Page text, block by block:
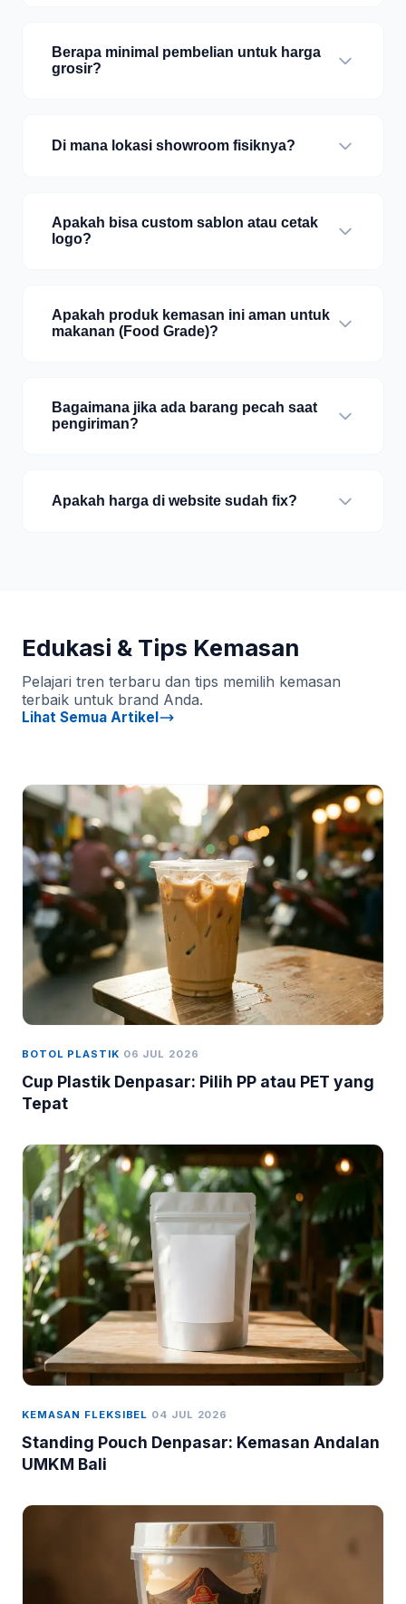
Berapa minimal pembelian untuk harga
grosir?
Di mana lokasi showroom fisiknya?
Apakah bisa custom sablon atau cetak
logo?
Apakah produk kemasan ini aman untuk
makanan (Food Grade)?
Bagaimana jika ada barang pecah saat
pengiriman?
Apakah harga di website sudah fix?
Edukasi & Tips Kemasan
Pelajari tren terbaru dan tips memilih kemasan
terbaik untuk brand Anda.
Lihat Semua Artikel
BOTOL PLASTIK 06 JUL 2026
Cup Plastik Denpasar: Pilih PP atau PET yang
Tepat
KEMASAN FLEKSIBEL 04 JUL 2026
Standing Pouch Denpasar: Kemasan Andalan
UMKM Bali